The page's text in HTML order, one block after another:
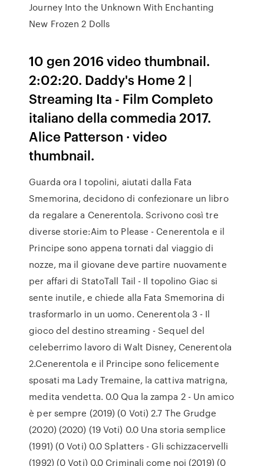
Journey Into the Unknown With Enchanting
New Frozen 2 Dolls
10 gen 2016 video thumbnail.
2:02:20. Daddy's Home 2 |
Streaming Ita - Film Completo
italiano della commedia 2017.
Alice Patterson · video
thumbnail.
Guarda ora I topolini, aiutati dalla Fata
Smemorina, decidono di confezionare un libro
da regalare a Cenerentola. Scrivono così tre
diverse storie:Aim to Please - Cenerentola e il
Principe sono appena tornati dal viaggio di
nozze, ma il giovane deve partire nuovamente
per affari di StatoTall Tail - Il topolino Giac si
sente inutile, e chiede alla Fata Smemorina di
trasformarlo in un uomo. Cenerentola 3 - Il
gioco del destino streaming - Sequel del
celeberrimo lavoro di Walt Disney, Cenerentola
2.Cenerentola e il Principe sono felicemente
sposati ma Lady Tremaine, la cattiva matrigna,
medita vendetta. 0.0 Qua la zampa 2 - Un amico
è per sempre (2019) (0 Voti) 2.7 The Grudge
(2020) (2020) (19 Voti) 0.0 Una storia semplice
(1991) (0 Voti) 0.0 Splatters - Gli schizzacervelli
(1992) (0 Voti) 0.0 Criminali come noi (2019) (0